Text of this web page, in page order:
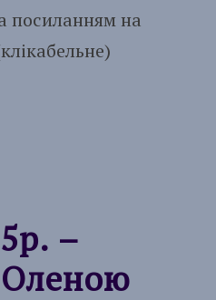
посиланням на
–
Оленою